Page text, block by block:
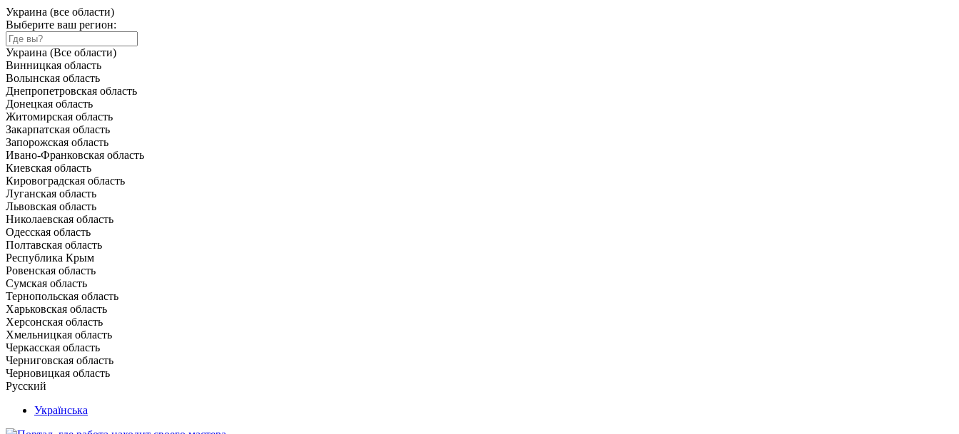
Украина (все области)
Выберите ваш регион:
Украина (Все области)
Винницкая область
Волынская область
Днепропетровская область
Донецкая область
Житомирская область
Закарпатская область
Запорожская область
Ивано-Франковская область
Киевская область
Кировоградская область
Луганская область
Львовская область
Николаевская область
Одесская область
Полтавская область
Республика Крым
Ровенская область
Сумская область
Тернопольская область
Харьковская область
Херсонская область
Хмельницкая область
Черкасская область
Черниговская область
Черновицкая область
Русский
Українська